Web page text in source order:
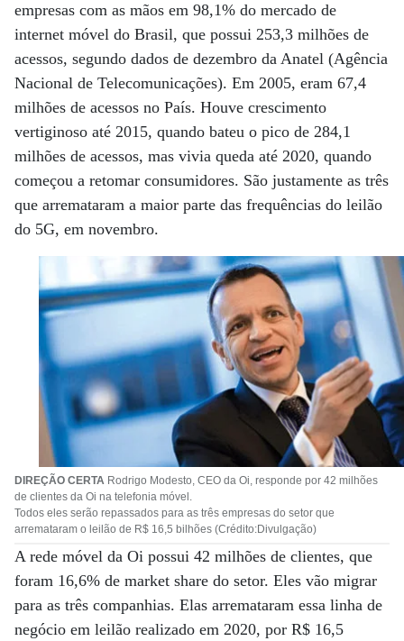
empresas com as mãos em 98,1% do mercado de
internet móvel do Brasil, que possui 253,3 milhões de
acessos, segundo dados de dezembro da Anatel (Agência
Nacional de Telecomunicações). Em 2005, eram 67,4
milhões de acessos no País. Houve crescimento
vertiginoso até 2015, quando bateu o pico de 284,1
milhões de acessos, mas vivia queda até 2020, quando
começou a retomar consumidores. São justamente as três
que arremataram a maior parte das frequências do leilão
do 5G, em novembro.
DIREÇÃO CERTA Rodrigo Modesto, CEO da Oi, responde por 42 milhões
de clientes da Oi na telefonia móvel.
Todos eles serão repassados para as três empresas do setor que
arremataram o leilão de R$ 16,5 bilhões (Crédito:Divulgação)
A rede móvel da Oi possui 42 milhões de clientes, que
foram 16,6% de market share do setor. Eles vão migrar
para as três companhias. Elas arremataram essa linha de
negócio em leilão realizado em 2020, por R$ 16,5